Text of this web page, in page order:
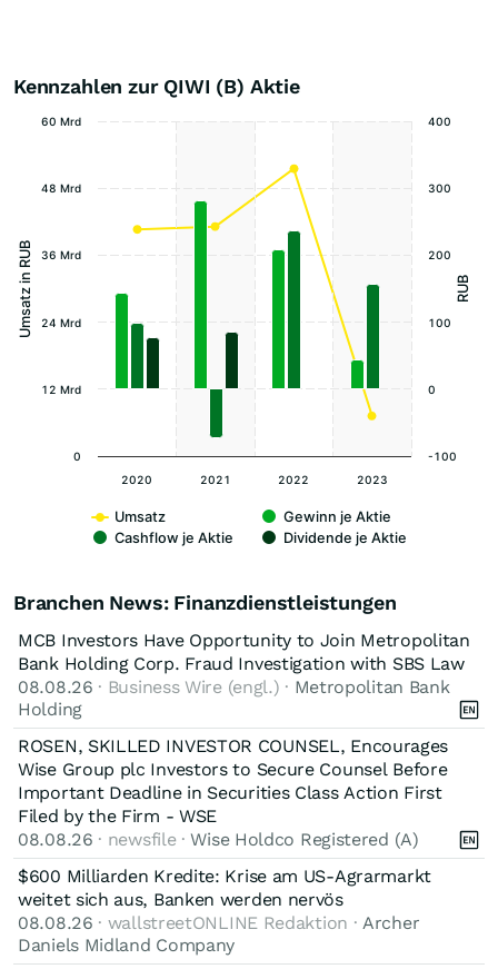
Kennzahlen zur QIWI (B) Aktie
Umsatz in RUB RUB
Umsatz
Gewinn je Aktie
Cashflow je Aktie
Dividende je Aktie
2020 2021 2022 2023
0
12 Mrd
24 Mrd
36 Mrd
48 Mrd
60 Mrd
-100
0
100
200
300
400
Branchen News: Finanzdienstleistungen
MCB Investors Have Opportunity to Join Metropolitan
Bank Holding Corp. Fraud Investigation with SBS Law
08.08.26 · Business Wire (engl.) · Metropolitan Bank
Holding
ROSEN, SKILLED INVESTOR COUNSEL, Encourages
Wise Group plc Investors to Secure Counsel Before
Important Deadline in Securities Class Action First
Filed by the Firm - WSE
08.08.26 · newsfile ·Wise Holdco Registered (A)
$600 Milliarden Kredite: Krise am US-Agrarmarkt
weitet sich aus, Banken werden nervös
08.08.26 · wallstreetONLINE Redaktion · Archer
Daniels Midland Company